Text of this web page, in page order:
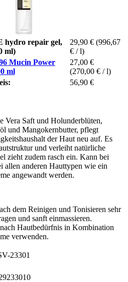
hydro repair gel,
ml)
29,90 € (996,67
€ / l)
Mucin Power
ml
27,00 €
(270,00 € / l)
56,90 €
Vera Saft und Holunderblüten,
und Mangokernbutter, pflegt
der Haut neu auf. Es
und verleiht natürliche
zieht zudem rasch ein. Kann bei
allen anderen Hauttypen wie ein
angewandt werden.
dem Reinigen und Tonisieren sehr
und sanft einmassieren.
Hautbedürfnis in Kombination
verwenden.
23301